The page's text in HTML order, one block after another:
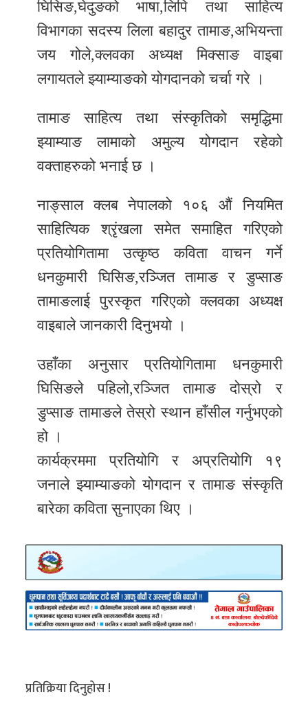
घिसिङ,घेदुङको भाषा,लिपि तथा साहित्य
विभागका सदस्य लिला बहादुर तामाङ,अभियन्ता
जय गोले,क्लवका अध्यक्ष मिक्साङ वाइबा
लगायतले झ्याम्याङको योगदानको चर्चा गरे ।
तामाङ साहित्य तथा संस्कृतिको समृद्धिमा
झ्याम्याङ लामाको अमुल्य योगदान रहेको
वक्ताहरुको भनाई छ ।
नाङ्साल क्लब नेपालको १०६ औं नियमित
साहित्यिक श्रृंखला समेत समाहित गरिएको
प्रतियोगितामा उत्कृष्ठ कविता वाचन गर्ने
धनकुमारी घिसिङ,रञ्जित तामाङ र डुप्साङ
तामाङलाई पुरस्कृत गरिएको क्लवका अध्यक्ष
वाइबाले जानकारी दिनुभयो ।
उहाँका अनुसार प्रतियोगितामा धनकुमारी
घिसिङले पहिलो,रञ्जित तामाङ दोस्रो र
डुप्साङ तामाङले तेस्रो स्थान हाँसील गर्नुभएको
हो ।
कार्यक्रममा प्रतियोगि र अप्रतियोगि १९
जनाले झ्याम्याङको योगदान र तामाङ संस्कृति
बारेका कविता सुनाएका थिए ।
प्रतिक्रिया दिनुहोस !